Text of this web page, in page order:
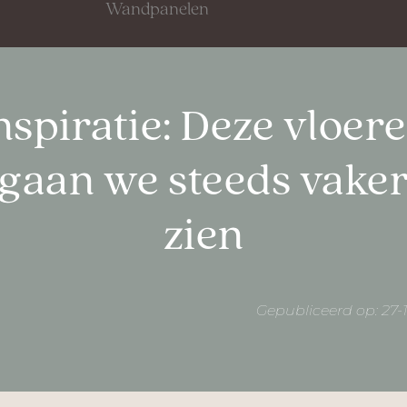
Wandpanelen
Deze
we steeds
zien
Gepubliceerd op: 27-